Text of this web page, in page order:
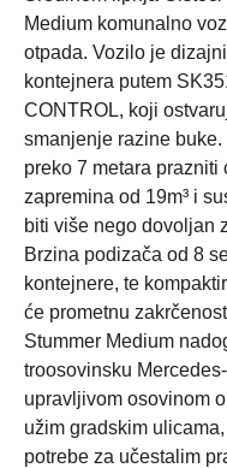
Medium komunalno
otpada. Vozilo je
kontejnera putem
CONTROL, koji
smanjenje razine
preko 7 metara prazniti
zapremina od 19m³ i
biti više nego dovoljan
Brzina podizača od 8
kontejnere, te
će prometnu
Stummer Medium
troosovinsku
upravljivom osovinom
užim gradskim
potrebe za učestalim